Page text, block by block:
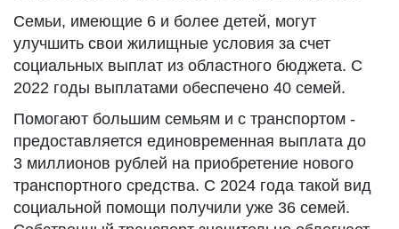
Семьи, имеющие 6 и более детей, могут
улучшить свои жилищные условия за счет
социальных выплат из областного бюджета. С
2022 годы выплатами обеспечено 40 семей.
Помогают большим семьям и с транспортом -
предоставляется единовременная выплата до
3 миллионов рублей на приобретение нового
транспортного средства. С 2024 года такой вид
социальной помощи получили уже 36 семей.